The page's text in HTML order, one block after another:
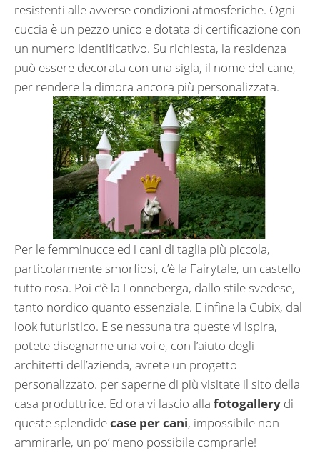
resistenti alle avverse condizioni atmosferiche. Ogni
cuccia è un pezzo unico e dotata di certificazione con
un numero identificativo. Su richiesta, la residenza
può essere decorata con una sigla, il nome del cane,
per rendere la dimora ancora più personalizzata.
Per le femminucce ed i cani di taglia più piccola,
particolarmente smorfiosi, c’è la Fairytale, un castello
tutto rosa. Poi c’è la Lonneberga, dallo stile svedese,
tanto nordico quanto essenziale. E infine la Cubix, dal
look futuristico. E se nessuna tra queste vi ispira,
potete disegnarne una voi e, con l’aiuto degli
architetti dell’azienda, avrete un progetto
personalizzato. per saperne di più visitate il sito della
casa produttrice. Ed ora vi lascio alla fotogallery di
queste splendidecase per cani, impossibile non
ammirarle, un po’ meno possibile comprarle!